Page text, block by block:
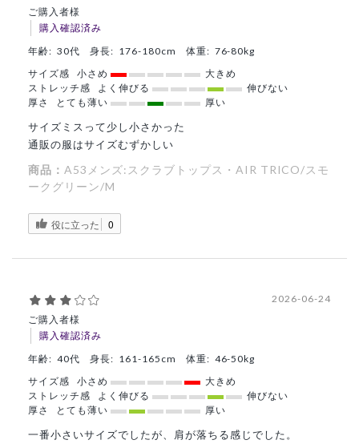
ご購入者様
購入確認済み
年齢: 30代 身長: 176-180cm 体重: 76-80kg
サイズ感
小さめ
大きめ
ストレッチ感
よく伸びる
伸びない
厚さ
とても薄い 厚い
サイズミスって少し小さかった
通販の服はサイズむずかしい
商品： A53メンズ:スクラブトップス・AIR TRICO/スモ
ークグリーン/M
役に立った 0
ご購入者様
購入確認済み
2026-06-24
年齢: 40代 身長: 161-165cm 体重: 46-50kg
サイズ感
小さめ
大きめ
ストレッチ感
よく伸びる
伸びない
厚さ
とても薄い 厚い
一番小さいサイズでしたが、肩が落ちる感じでした。